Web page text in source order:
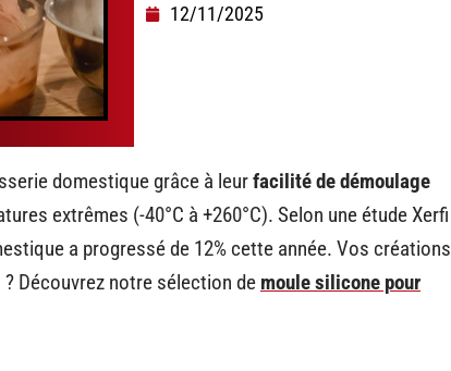
12/11/2025
domestique grâce à leurfacilité de démoulage
extrêmes (-40°C à +260°C). Selon une étude Xerfi
a progressé de 12% cette année. Vos créations
Découvrez notre sélection de moule silicone pour